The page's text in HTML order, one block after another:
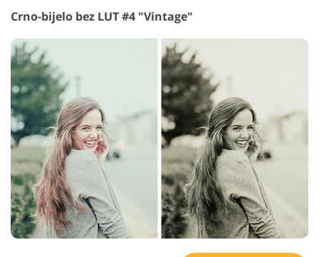
Crno-bijelo bez LUT #4 "Vintage"